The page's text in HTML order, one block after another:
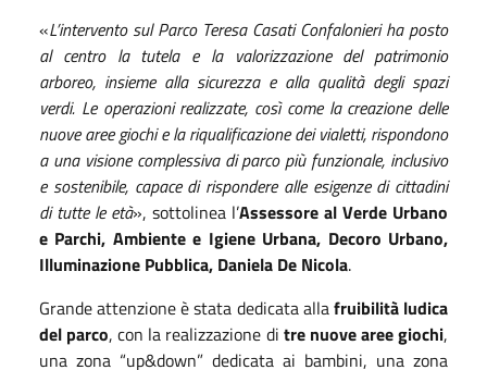
«L’intervento sul Parco Teresa Casati Confalonieri ha posto
al centro la tutela e la valorizzazione del patrimonio
arboreo, insieme alla sicurezza e alla qualità degli spazi
verdi. Le operazioni realizzate, così come la creazione delle
nuove aree giochi e la riqualificazione dei vialetti, rispondono
a una visione complessiva di parco più funzionale, inclusivo
e sostenibile, capace di rispondere alle esigenze di cittadini
di tutte le età», sottolinea l’Assessore al Verde Urbano
e Parchi, Ambiente e Igiene Urbana, Decoro Urbano,
Illuminazione Pubblica, Daniela De Nicola.
Grande attenzione è stata dedicata allafruibilità ludica
del parco, con la realizzazione di tre nuove aree giochi,
una zona “up&down” dedicata ai bambini, una zona